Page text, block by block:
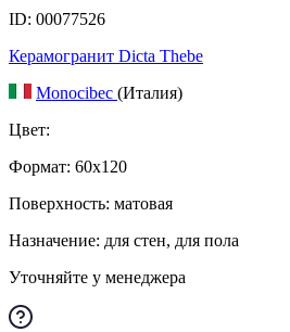
ID: 00077526
Керамогранит Dicta Thebe
Monocibec (Италия)
Цвет:
Формат: 60x120
Поверхность: матовая
Назначение: для стен, для пола
Уточняйте у менеджера